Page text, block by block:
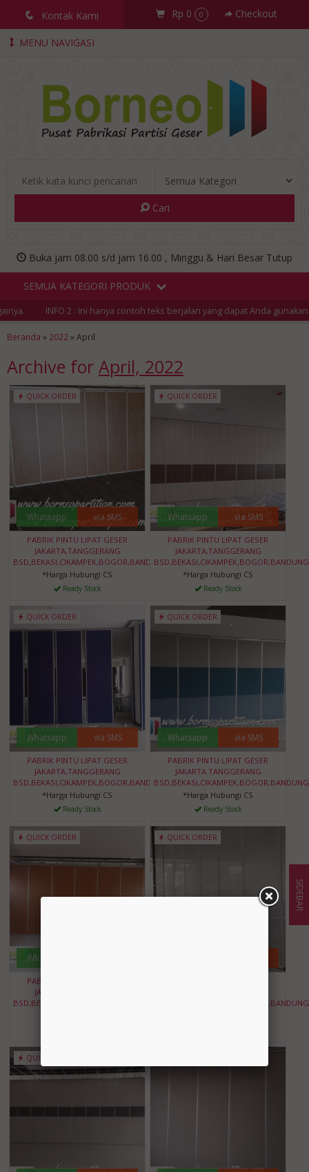
q Kontak Kami Rp 0 0 Checkout
MENU NAVIGASI
Cari
Buka jam 08.00 s/d jam 16.00 , Minggu & Hari Besar Tutup
SEMUA KATEGORI PRODUK
INFO 2 : Ini hanya contoh teks berjalan yang dapat Anda gunakan
Beranda » 2022 »April
Archive for April, 2022
QUICK ORDER
Whatsapp via SMS
PABRIK PINTU LIPAT GESER
JAKARTA,TANGGERANG
BSD,BEKASI,CIKAMPEK,BOGOR,BANDUNG,BANTEN
*Harga Hubungi CS
Ready Stock
QUICK ORDER
Whatsapp via SMS
PABRIK PINTU LIPAT GESER
JAKARTA,TANGGERANG
*Harga Hubungi CS
Ready Stock
QUICK ORDER
Whatsapp via SMS
PABRIK PINTU LIPAT GESER
JAKARTA,TANGGERANG
BSD,BEKASI,CIKAMPEK,BOGOR,BANDUNG,BANTEN
*Harga Hubungi CS
Ready Stock
QUICK ORDER
Whatsapp via SMS
PABRIK PINTU LIPAT GESER
JAKARTA.TANGGERANG
*Harga Hubungi CS
Ready Stock
QUICK ORDER
Whatsapp
PABRIK PINTU LIPAT GESER
JAKARTA,TANGGERANG
BSD,BEKASI,CIKAMPEK,BOGOR,BANDUNG,BANTEN
QUICK ORDER
QUICK ORDER
SIDEBAR